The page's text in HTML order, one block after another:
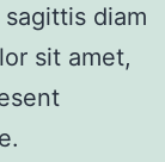
diam
sit amet,